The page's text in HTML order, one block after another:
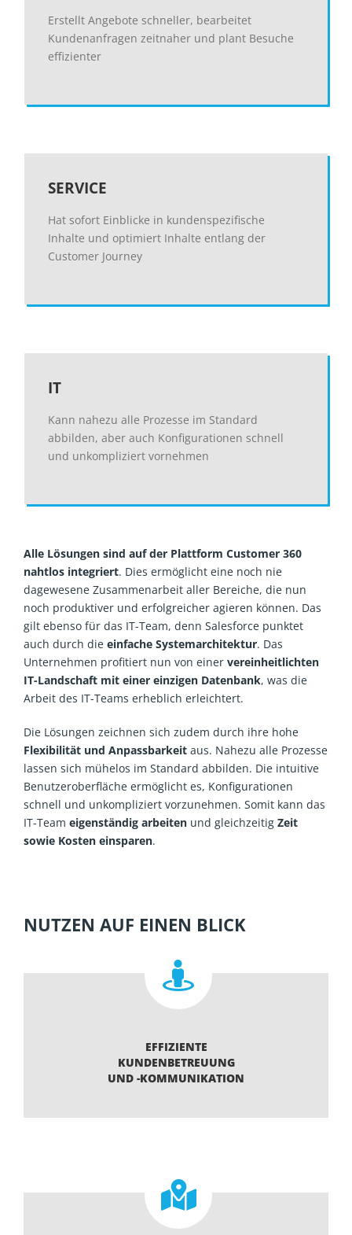
Erstellt Angebote schneller, bearbeitet
Kundenanfragen zeitnaher und plant Besuche
effizienter
SERVICE
Hat sofort Einblicke in kundenspezifische
Inhalte und optimiert Inhalte entlang der
Customer Journey
IT
Kann nahezu alle Prozesse im Standard
abbilden, aber auch Konfigurationen schnell
und unkompliziert vornehmen
Alle Lösungen sind auf der Plattform Customer 360
nahtlos integriert. Dies ermöglicht eine noch nie
dagewesene Zusammenarbeit aller Bereiche, die nun
noch produktiver und erfolgreicher agieren können. Das
gilt ebenso für das IT-Team, denn Salesforce punktet
auch durch die einfache Systemarchitektur. Das
Unternehmen profitiert nun von einer vereinheitlichten
IT-Landschaft mit einer einzigen Datenbank, was die
Arbeit des IT-Teams erheblich erleichtert.
Die Lösungen zeichnen sich zudem durch ihre hohe
Flexibilität und Anpassbarkeitaus. Nahezu alle Prozesse
lassen sich mühelos im Standard abbilden. Die intuitive
Benutzeroberfläche ermöglicht es, Konfigurationen
schnell und unkompliziert vorzunehmen. Somit kann das
IT-Team eigenständig arbeitenund gleichzeitig Zeit
sowie Kosten einsparen.
NUTZEN AUF EINEN BLICK
EFFIZIENTE
KUNDENBETREUUNG
UND -KOMMUNIKATION